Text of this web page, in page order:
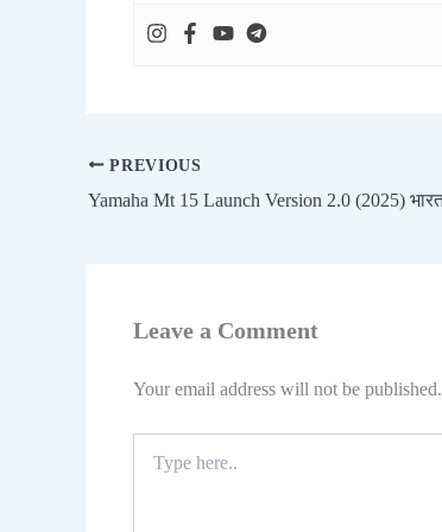
PREVIOUS
Leave a Comment
Your email address will not be published.
here..